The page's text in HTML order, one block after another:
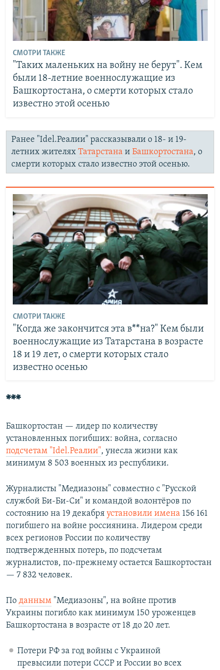
СМОТРИ ТАКЖЕ
"Таких маленьких на войну не берут". Кем
были 18-летние военнослужащие из
Башкортостана, о смерти которых стало
известно этой осенью
Ранее "Idel.Реалии" рассказывали о 18- и 19-
летних жителях Татарстана и Башкортостана, о
смерти которых стало известно этой осенью.
СМОТРИ ТАКЖЕ
"Когда же закончится эта в**на?" Кем были
военнослужащие из Татарстана в возрасте
18 и 19 лет, о смерти которых стало
известно осенью
***
Башкортостан — лидер по количеству
установленных погибших: война, согласно
подсчетам "Idel.Реалии", унесла жизни как
минимум 8 503 военных из республики.
Журналисты "Медиазоны" совместно с "Русской
службой Би-Би-Си" и командой волонтёров по
состоянию на 19 декабря установили имена 156 161
погибшего на войне россиянина. Лидером среди
всех регионов России по количеству
подтвержденных потерь, по подсчетам
журналистов, по-прежнему остается Башкортостан
— 7 832 человек.
По данным "Медиазоны", на войне против
Украины погибло как минимум 150 уроженцев
Башкортостана в возрасте от 18 до 20 лет.
Потери РФ за год войны с Украиной
превысили потери СССР и России во всех